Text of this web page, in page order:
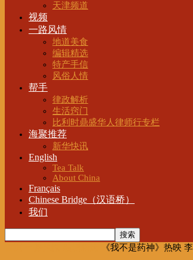
天津频道
视频
一路风情
地道美食
编辑精选
特产手信
风俗人情
帮手
律政解析
生活窍门
比利时鼎盛华人律师行专栏
海聚推荐
新华快讯
English
Tea Talk
About China
Français
Chinese Bridge（汉语桥）
我们
《我不是药神》热映